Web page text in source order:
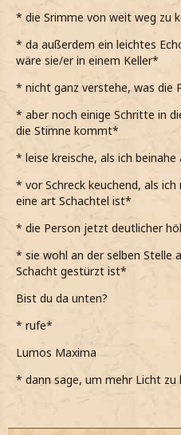
* die Srimme von weit weg zu
* da außerdem ein leichtes
wäre sie/er in einem Keller*
* nicht ganz verstehe, was die
* aber noch einige Schritte in
die Stimne kommt*
* leise kreische, als ich
* vor Schreck keuchend, als
eine art Schachtel ist*
* die Person jetzt deutlicher
* sie wohl an der selben Stelle
Schacht gestürzt ist*
Bist du da unten?
* rufe*
Lumos Maxima
* dann sage, um mehr Licht zu